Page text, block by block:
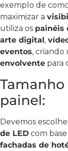
exemplo de
maximizar a
utiliza os painéis
arte digital,
eventos, criando
envolvente para
painel:
Devemos
de LED com
fachadas de